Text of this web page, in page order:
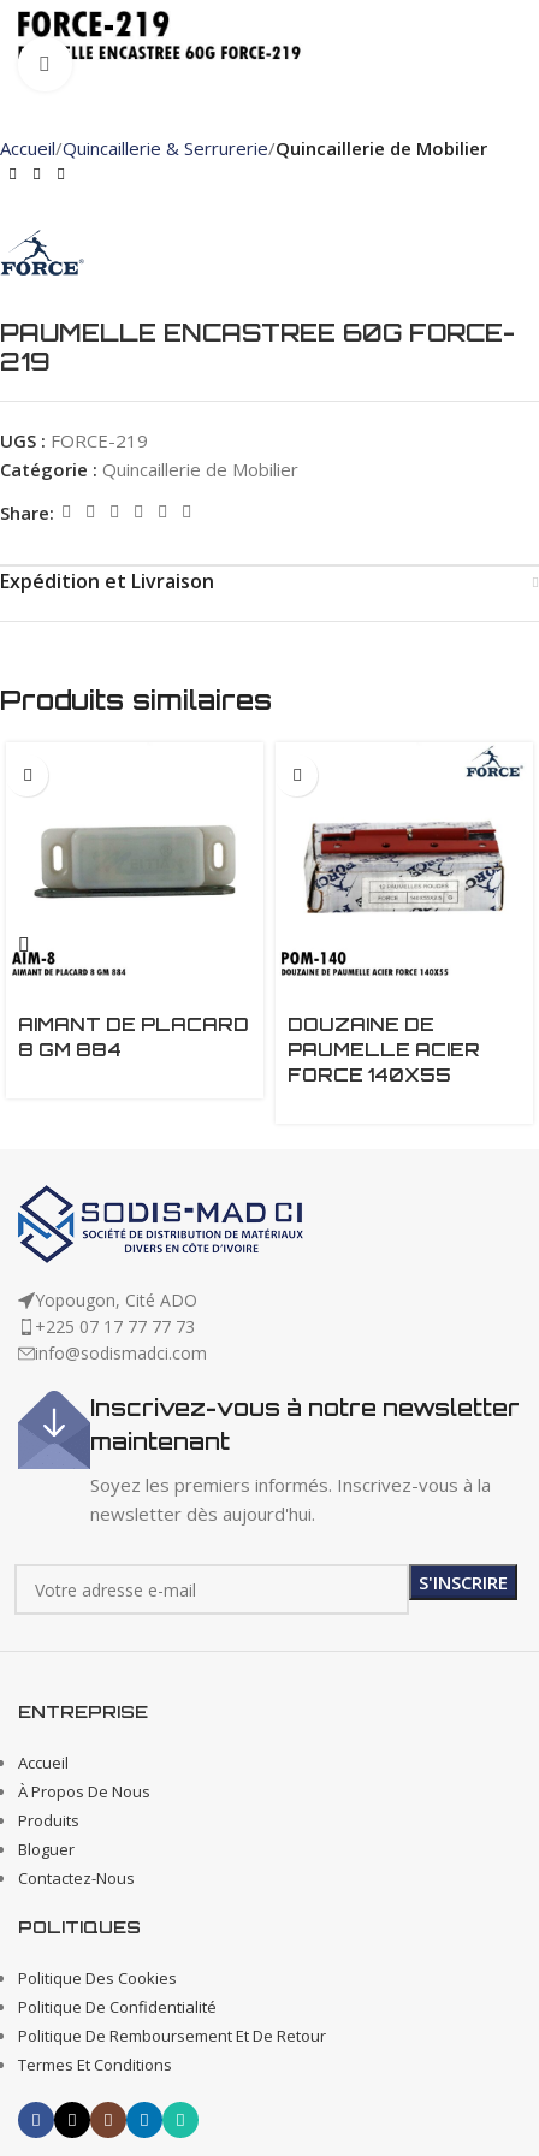
Click to enlarge
Accueil Quincaillerie & Serrurerie Quincaillerie de Mobilier
PAUMELLE ENCASTREE 60G FORCE-
219
UGS : FORCE-219
Catégorie : Quincaillerie de Mobilier
Share:
Expédition et Livraison
Produits similaires
AIMANT DE PLACARD
8 GM 884
DOUZAINE DE
PAUMELLE ACIER
FORCE 140X55
Yopougon, Cité ADO
+225 07 17 77 77 73
info@sodismadci.com
Inscrivez-vous à notre newsletter
maintenant
Soyez les premiers informés. Inscrivez-vous à la
newsletter dès aujourd'hui.
ENTREPRISE
Accueil
À Propos De Nous
Produits
Bloguer
Contactez-Nous
POLITIQUES
Politique Des Cookies
Politique De Confidentialité
Politique De Remboursement Et De Retour
Termes Et Conditions